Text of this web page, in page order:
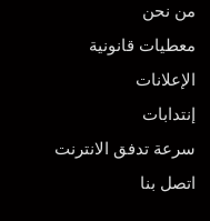
من نحن
معطيات قانونية
الإعلانات
إنتدابات
سرعة تدفق الانترنت
اتصل بنا